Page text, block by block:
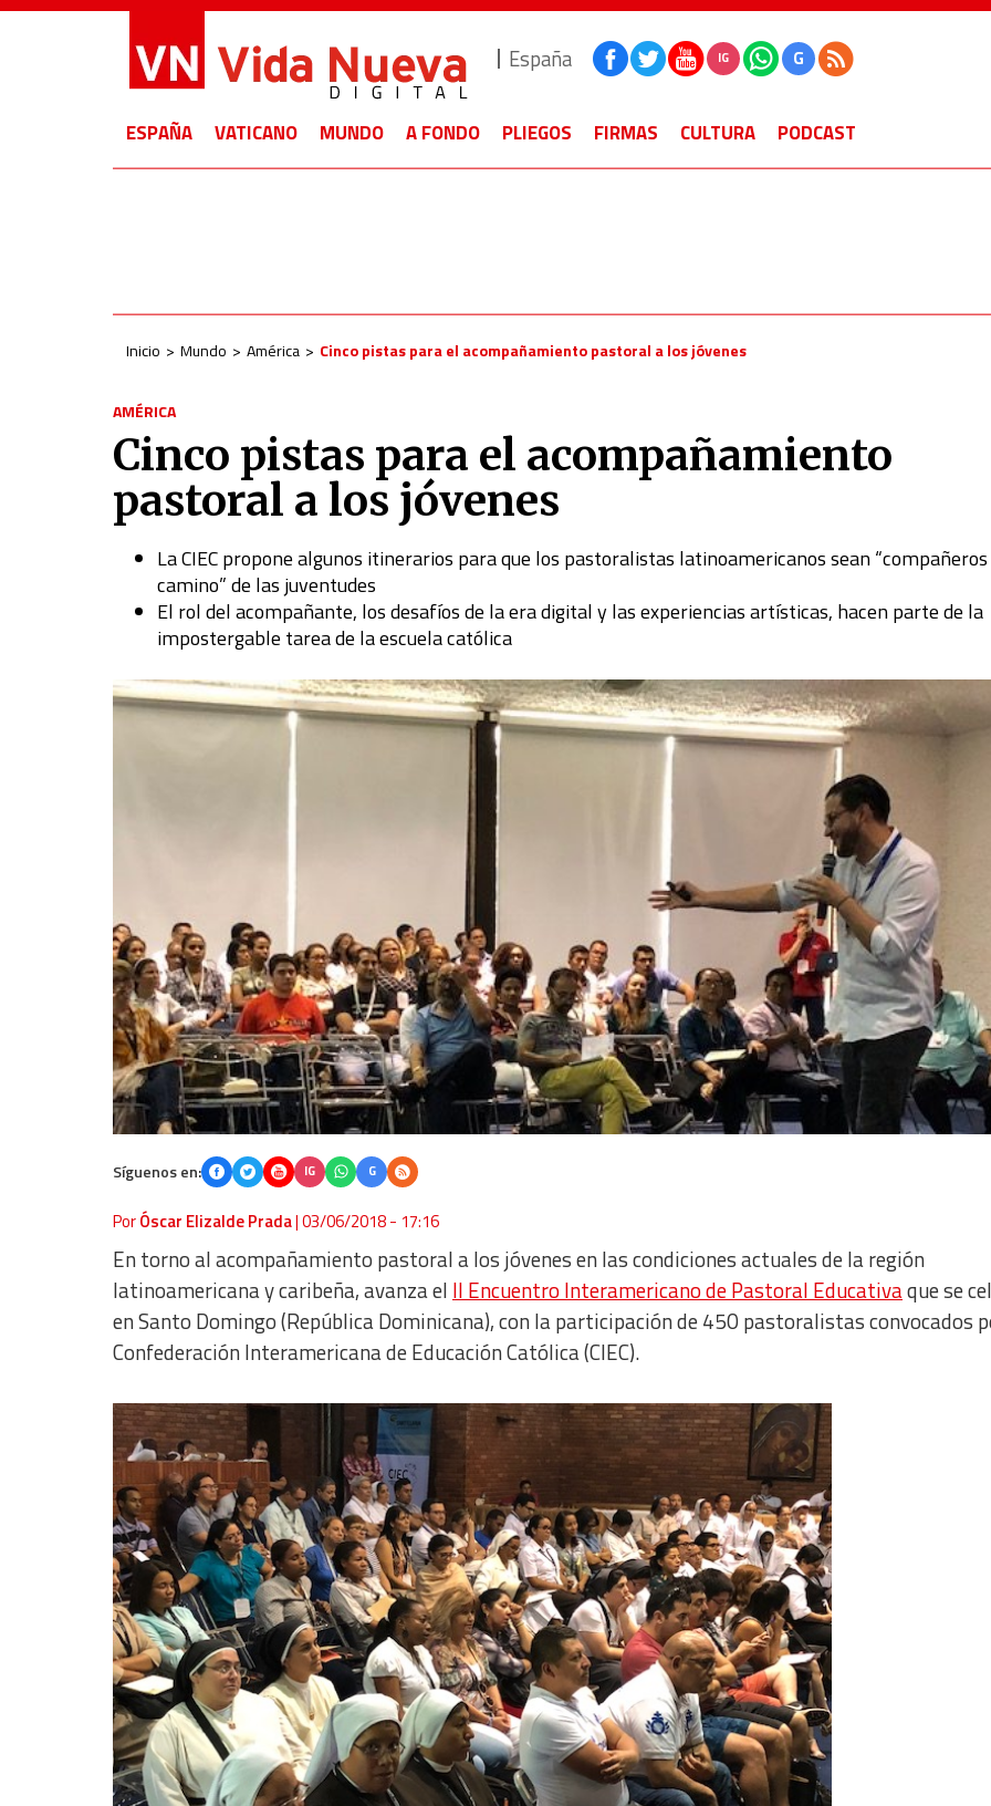
España IG G
ESPAÑA VATICANO MUNDO A FONDO PLIEGOS FIRMAS CULTURA PODCAST
Inicio Mundo América Cinco pistas para el acompañamiento pastoral a los jóvenes
AMÉRICA
Cinco pistas para el acompañamiento
pastoral a los jóvenes
La CIEC propone algunos itinerarios para que los pastoralistas latinoamericanos sean “compañeros
camino” de las juventudes
El rol del acompañante, los desafíos de la era digital y las experiencias artísticas, hacen parte de la
impostergable tarea de la escuela católica
Síguenos en: IG G
PorÓscar Elizalde Prada|03/06/2018 - 17:16
En torno al acompañamiento pastoral a los jóvenes en las condiciones actuales de la región
latinoamericana y caribeña, avanza el II Encuentro Interamericano de Pastoral Educativaque se
en Santo Domingo (República Dominicana), con la participación de 450 pastoralistas convocados
Confederación Interamericana de Educación Católica (CIEC).